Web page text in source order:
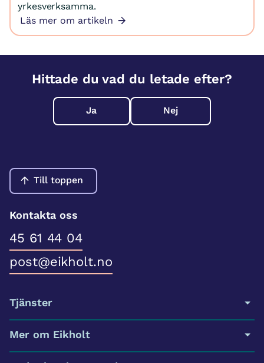
yrkesverksamma.
Läs mer om artikeln
Hittade du vad du letade efter?
Ja Nej
Till toppen
Kontakta oss
45 61 44 04
post@eikholt.no
Tjänster
Mer om Eikholt